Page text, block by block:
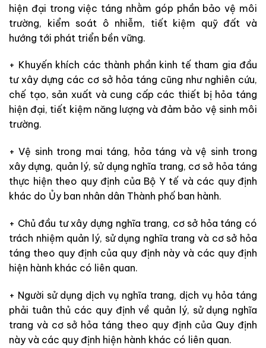
hiện đại trong việc táng nhằm góp phần bảo vệ môi
trường, kiểm soát ô nhiễm, tiết kiệm quỹ đất và
hướng tới phát triển bền vững.
+ Khuyến khích các thành phần kinh tế tham gia đầu
tư xây dựng các cơ sở hỏa táng cũng như nghiên cứu,
chế tạo, sản xuất và cung cấp các thiết bị hỏa táng
hiện đại, tiết kiệm năng lượng và đảm bảo vệ sinh môi
trường.
+ Vệ sinh trong mai táng, hỏa táng và vệ sinh trong
xây dựng, quản lý, sử dụng nghĩa trang, cơ sở hỏa táng
thực hiện theo quy định của Bộ Y tế và các quy định
khác do Ủy ban nhân dân Thành phố ban hành.
+ Chủ đầu tư xây dựng nghĩa trang, cơ sở hỏa táng có
trách nhiệm quản lý, sử dụng nghĩa trang và cơ sở hỏa
táng theo quy định của quy định này và các quy định
hiện hành khác có liên quan.
+ Người sử dụng dịch vụ nghĩa trang, dịch vụ hỏa táng
phải tuân thủ các quy định về quản lý, sử dụng nghĩa
trang và cơ sở hỏa táng theo quy định của Quy định
này và các quy định hiện hành khác có liên quan.